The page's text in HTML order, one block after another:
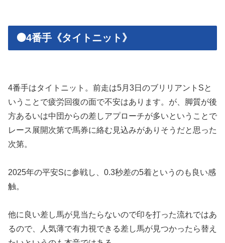
🟠4番手《タイトニット》
4番手はタイトニット。前走は5月3日のブリリアントSと
いうことで疲労回復の面で不安はあります。が、脚質が後
方あるいは中団からの差しアプローチが多いということで
レース展開次第で馬券に絡む見込みがありそうだと思った
次第。
2025年の平安Sに参戦し、0.3秒差の5着というのも良い感
触。
他に良い差し馬が見当たらないので印を打った流れではあ
るので、人気薄で有力視できる差し馬が見つかったら替え